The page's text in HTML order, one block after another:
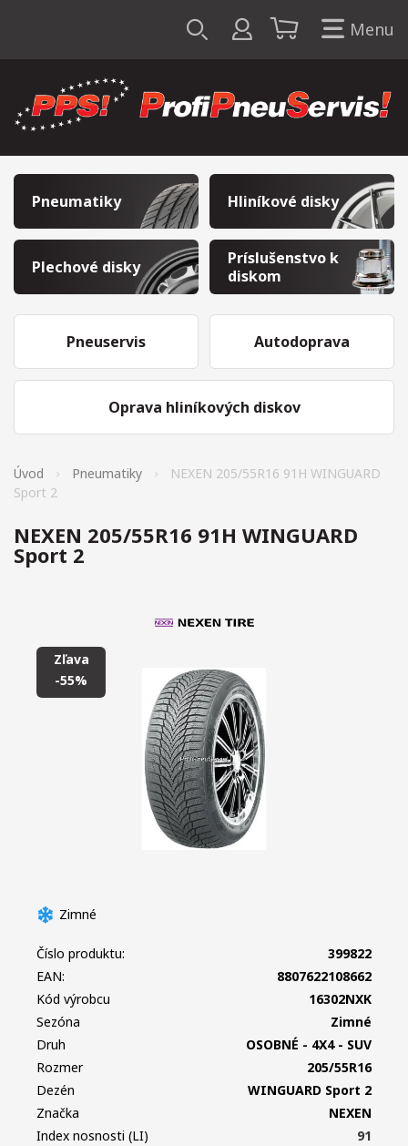
Menu
Pneumatiky Hliníkové disky
Plechové disky
Príslušenstvo k
diskom
Pneuservis
Oprava hliníkových diskov
Autodoprava
Úvod Pneumatiky
NEXEN 205/55R16 91H WINGUARD
Sport 2
NEXEN 205/55R16 91H WINGUARD
Sport 2
Zľava
-55%
Zimné
Číslo produktu:
399822
EAN:
8807622108662
Kód výrobcu
16302NXK
Sezóna
Zimné
Druh
OSOBNÉ - 4X4 - SUV
Rozmer
205/55R16
Dezén
WINGUARD Sport 2
Značka
NEXEN
Index nosnosti (LI)
91